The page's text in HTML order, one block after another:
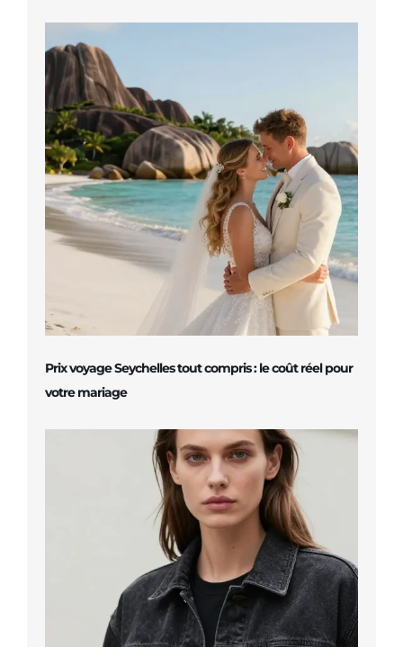
Prix voyage Seychelles tout compris : le coût réel pour
votre mariage